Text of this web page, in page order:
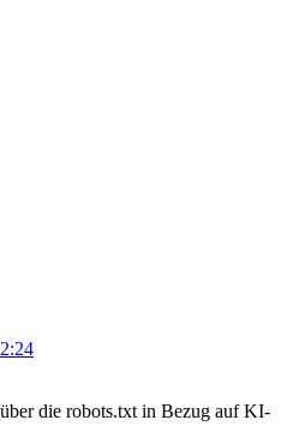
die robots.txt in Bezug auf KI-